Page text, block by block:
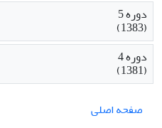
دوره 5
(1383)
دوره 4
(1381)
صفحه اصلی